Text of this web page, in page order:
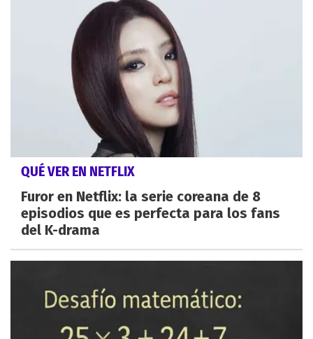
QUÉ VER EN NETFLIX
Furor en Netflix: la serie coreana de 8
episodios que es perfecta para los fans
del K-drama